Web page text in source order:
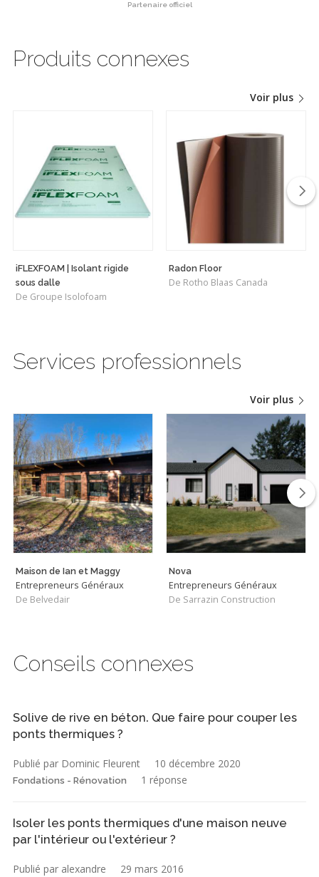
Partenaire officiel
Produits connexes
Voir plus
iFLEXFOAM | Isolant rigide
sous dalle
De Groupe Isolofoam
Radon Floor
De Rotho Blaas Canada
Services professionnels
Voir plus
Maison de Ian et Maggy
Entrepreneurs Généraux
De Belvedair
Nova
Entrepreneurs Généraux
De Sarrazin Construction
Conseils connexes
Solive de rive en béton. Que faire pour couper les
ponts thermiques ?
Publié par Dominic Fleurent 10 décembre 2020
Fondations - Rénovation 1 réponse
Isoler les ponts thermiques d'une maison neuve
par l'intérieur ou l'extérieur ?
Publié par alexandre 29 mars 2016